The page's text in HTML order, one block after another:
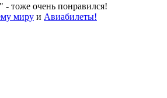
тоже очень понравился!
миру и Авиабилеты!